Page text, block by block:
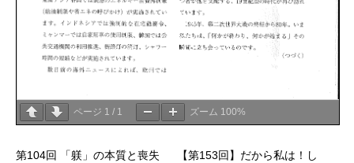
ページ 1 / 1 ズーム 100%
第104回 「躾」の本質と喪失
【第153回】だから私は！し